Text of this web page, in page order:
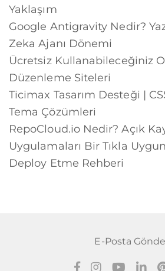
Yaklaşım
Google Antigravity Nedir?
Zeka Ajanı Dönemi
Ücretsiz Kullanabileceğiniz
Düzenleme Siteleri
Ticimax Tasarım Desteği |
Tema Çözümleri
RepoCloud.io Nedir? Açık
Uygulamaları Bir Tıkla
Deploy Etme Rehberi
E-Posta